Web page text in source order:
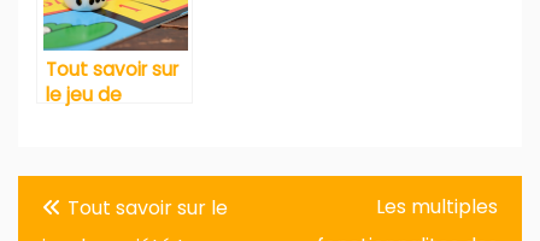
Tout savoir sur
le jeu de
Navigation
Tout savoir sur le
Les multiples